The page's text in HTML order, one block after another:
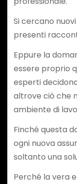
Si cercano
presenti
Eppure la
essere proprio
esperti
altrove ciò che
ambiente di
Finché questa
ogni nuova
soltanto una
Perché la vera